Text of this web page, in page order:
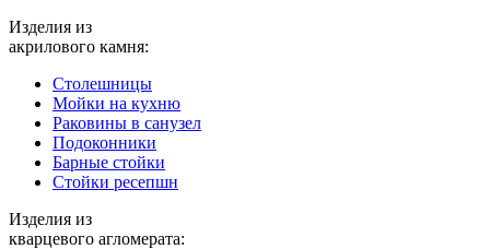
Изделия из
акрилового камня:
Столешницы
Мойки на кухню
Раковины в санузел
Подоконники
Барные стойки
Стойки ресепшн
Изделия из
кварцевого агломерата: